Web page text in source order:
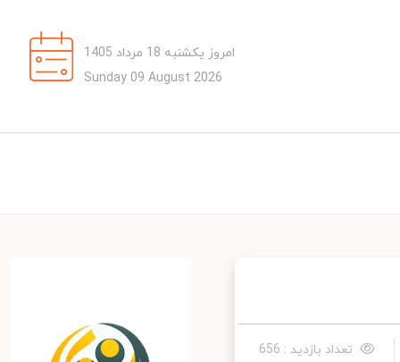
امروز یکشنبه 18 مرداد 1405
Sunday 09 August 2026
تعداد بازدید : 656